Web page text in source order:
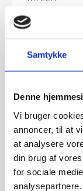
Samtykke
Denne
Vi bruger
annoncer, til at
at analysere
din brug af
for sociale
NØDDER
Tolkode